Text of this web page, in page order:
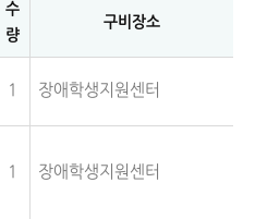
수
량
구비장소
1 장애학생지원센터
1 장애학생지원센터